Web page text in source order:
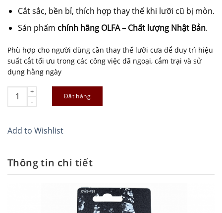
Cắt sắc, bền bỉ, thích hợp thay thế khi lưỡi cũ bị mòn.
Sản phẩm chính hãng OLFA – Chất lượng Nhật Bản.
Phù hợp cho người dùng cần thay thế lưỡi cưa để duy trì hiệu
suất cắt tối ưu trong các công việc dã ngoại, cắm trại và sử
dụng hằng ngày
Lưỡi cưa thay thế OLFA WORKS OWB-FS1 25mm (1 lưỡi/hộp)
Đặt hàng
Add to Wishlist
Thông tin chi tiết